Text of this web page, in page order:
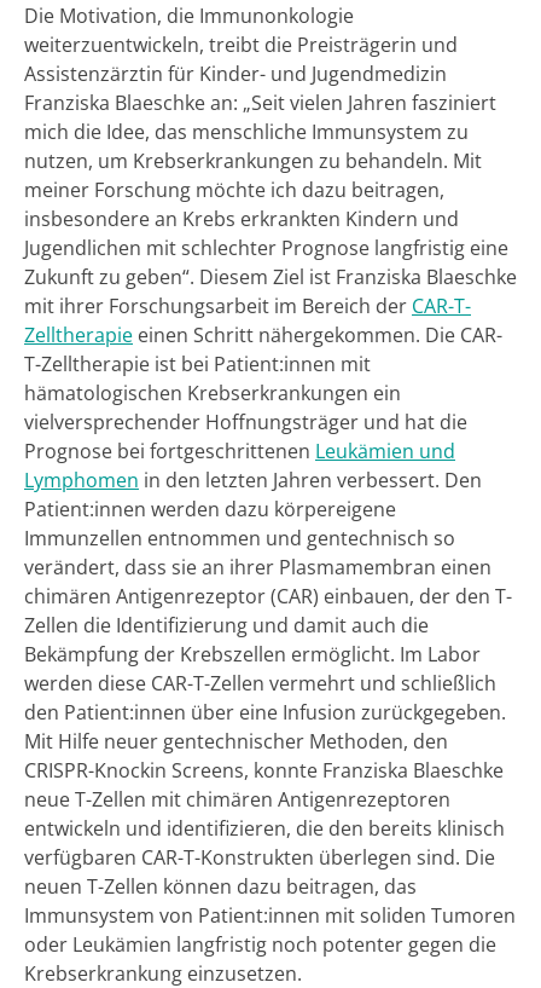
Die Motivation, die Immunonkologie
weiterzuentwickeln, treibt die Preisträgerin und
Assistenzärztin für Kinder- und Jugendmedizin
Franziska Blaeschke an: „Seit vielen Jahren fasziniert
mich die Idee, das menschliche Immunsystem zu
nutzen, um Krebserkrankungen zu behandeln. Mit
meiner Forschung möchte ich dazu beitragen,
insbesondere an Krebs erkrankten Kindern und
Jugendlichen mit schlechter Prognose langfristig eine
Zukunft zu geben“. Diesem Ziel ist Franziska Blaeschke
mit ihrer Forschungsarbeit im Bereich der CAR-T-
Zelltherapie einen Schritt nähergekommen. Die CAR-
T-Zelltherapie ist bei Patient:innen mit
hämatologischen Krebserkrankungen ein
vielversprechender Hoffnungsträger und hat die
Prognose bei fortgeschrittenen Leukämien und
Lymphomen in den letzten Jahren verbessert. Den
Patient:innen werden dazu körpereigene
Immunzellen entnommen und gentechnisch so
verändert, dass sie an ihrer Plasmamembran einen
chimären Antigenrezeptor (CAR) einbauen, der den T-
Zellen die Identifizierung und damit auch die
Bekämpfung der Krebszellen ermöglicht. Im Labor
werden diese CAR-T-Zellen vermehrt und schließlich
den Patient:innen über eine Infusion zurückgegeben.
Mit Hilfe neuer gentechnischer Methoden, den
CRISPR-Knockin Screens, konnte Franziska Blaeschke
neue T-Zellen mit chimären Antigenrezeptoren
entwickeln und identifizieren, die den bereits klinisch
verfügbaren CAR-T-Konstrukten überlegen sind. Die
neuen T-Zellen können dazu beitragen, das
Immunsystem von Patient:innen mit soliden Tumoren
oder Leukämien langfristig noch potenter gegen die
Krebserkrankung einzusetzen.